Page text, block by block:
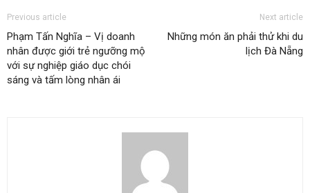
Previous article
Phạm Tấn Nghĩa – Vị doanh
nhân được giới trẻ ngưỡng mộ
với sự nghiệp giáo dục chói
sáng và tấm lòng nhân ái
Next article
Những món ăn phải thử khi du
lịch Đà Nẵng